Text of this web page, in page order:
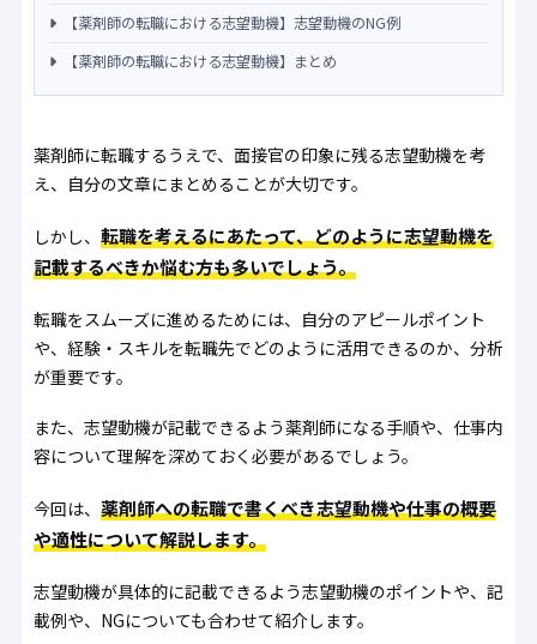
【薬剤師の転職における志望動機】志望動機のNG例
【薬剤師の転職における志望動機】まとめ
薬剤師に転職するうえで、面接官の印象に残る志望動機を考
え、自分の文章にまとめることが大切です。
しかし、 転職を考えるにあたって、どのように志望動機を
記載するべきか悩む方も多いでしょう。
転職をスムーズに進めるためには、自分のアピールポイント
や、経験・スキルを転職先でどのように活用できるのか、分析
が重要です。
また、志望動機が記載できるよう薬剤師になる手順や、仕事内
容について理解を深めておく必要があるでしょう。
今回は、 薬剤師への転職で書くべき志望動機や仕事の概要
や適性について解説します。
志望動機が具体的に記載できるよう志望動機のポイントや、記
載例や、NGについても合わせて紹介します。